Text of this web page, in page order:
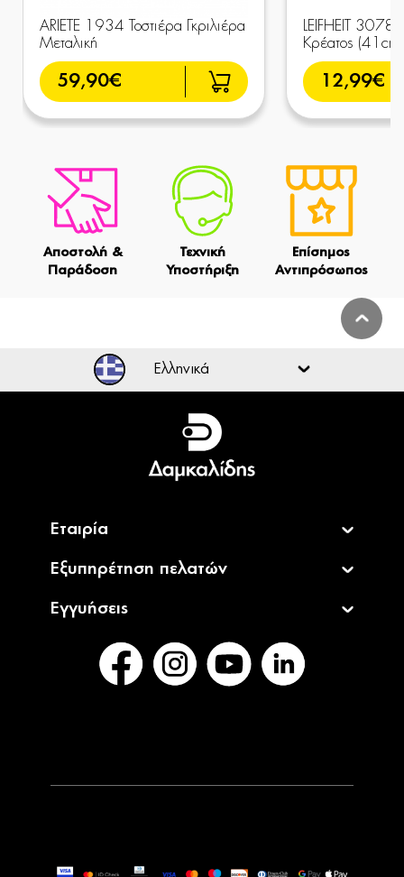
ARIETE 1934 Τοστιέρα Γκριλιέρα
Μεταλική
59,90€
LEIFHEIT 3078
Κρέατος (41cm)
12,99€
Αποστολή &
Παράδοση
Τεχνική
Υποστήριξη
Επίσημος
Αντιπρόσωπος
Ελληνικά
Ελληνικά
English
Εταιρία
Εξυπηρέτηση πελατών
Εγγυήσεις